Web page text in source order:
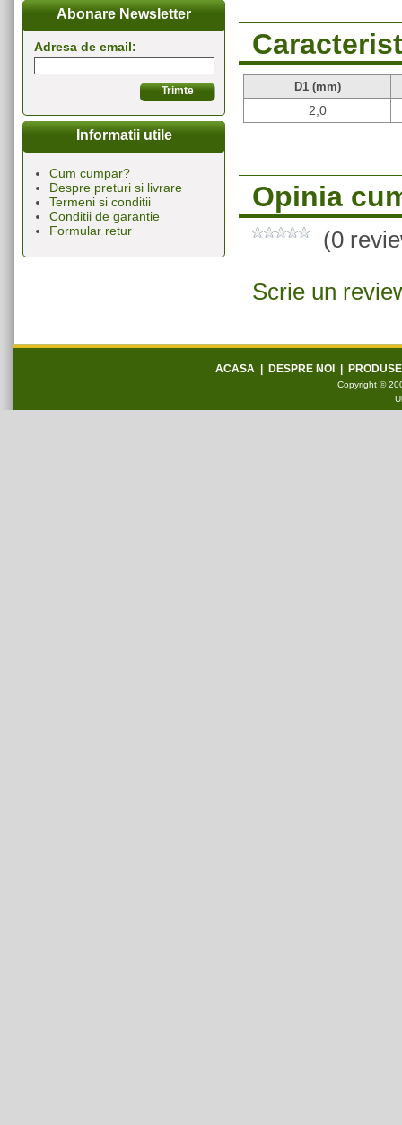
Abonare Newsletter
Adresa de email:
Informatii utile
Cum cumpar?
Despre preturi si livrare
Termeni si conditii
Conditii de garantie
Formular retur
D1 (mm)
2,0
Opinia
(0
Scrie un
ACASA DESPRE NOI
Copyright ©